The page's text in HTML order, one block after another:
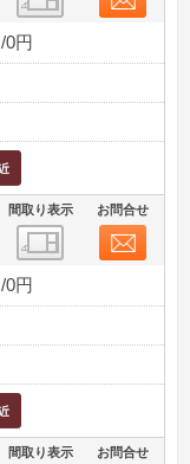
0円
間取り表示 お問合せ
0円
間取り表示 お問合せ